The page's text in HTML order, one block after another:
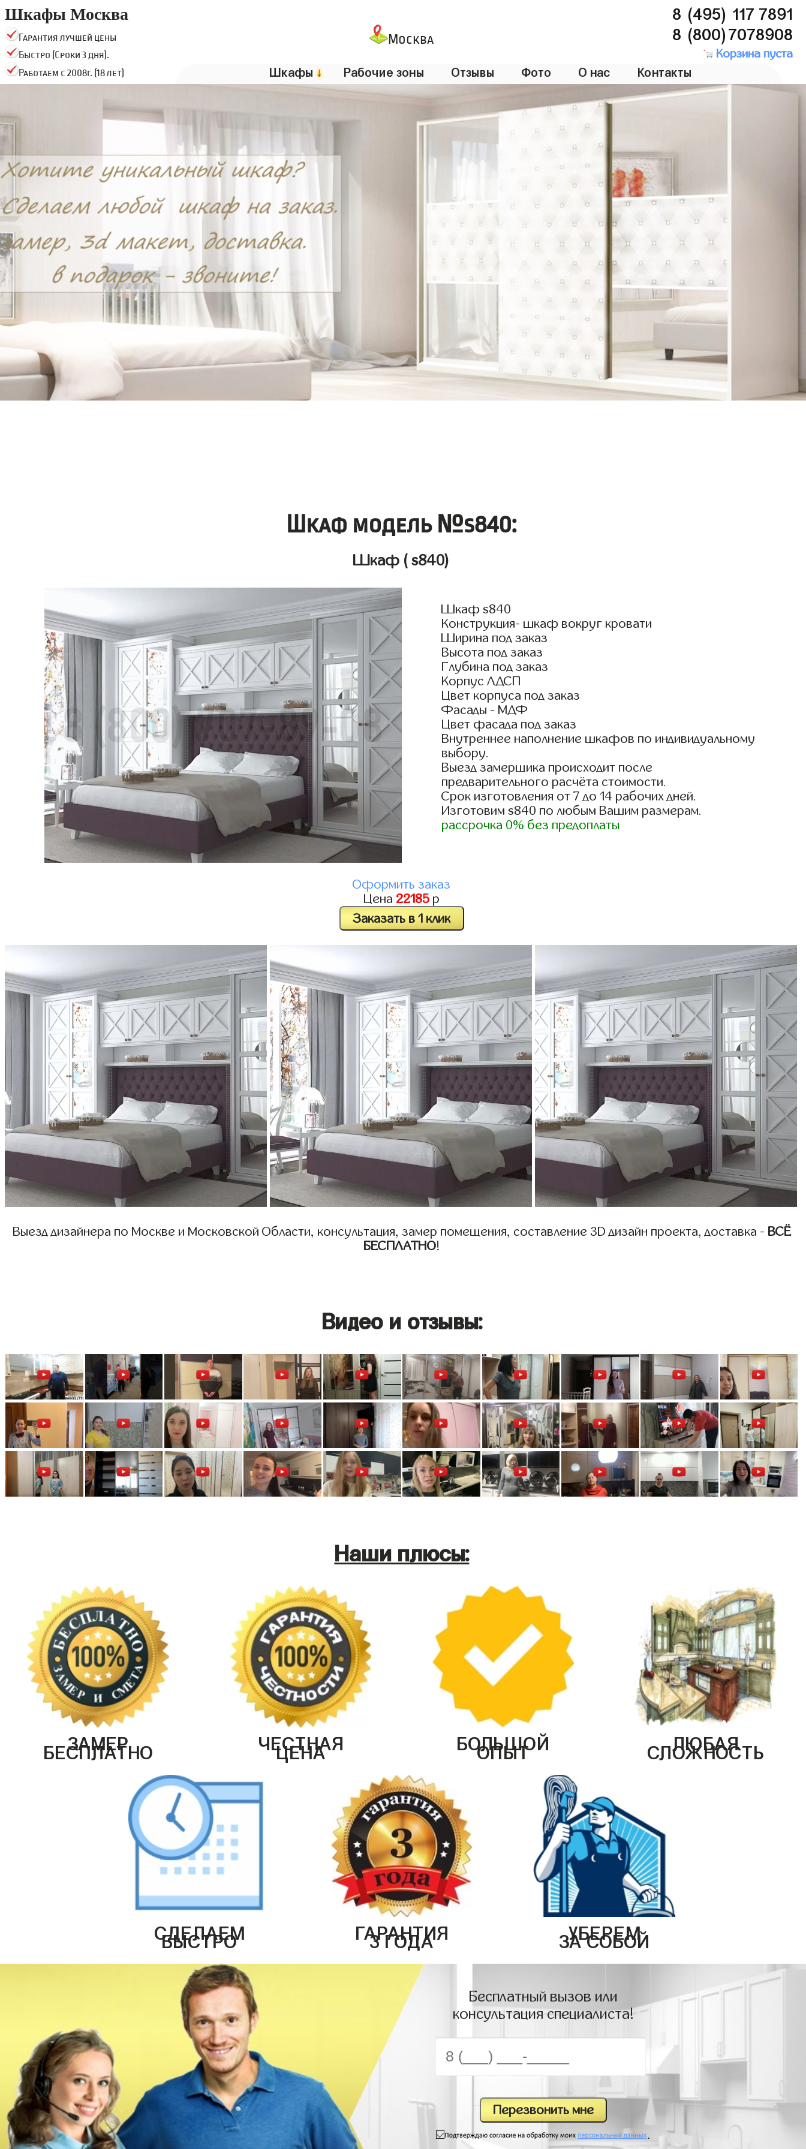
Шкафы Москва
Гарантия лучшей цены
Быстро (Сроки 3 дня).
Работаем с 2008г. (18 лет)
Москва
8 (495) 117 7891
8 (800)7078908
Корзина пуста
Шкафы ↓ Рабочие зоны Отзывы Фото О нас Контакты
Шкаф модель №s840:
Шкаф ( s840)
Шкаф s840
Конструкция- шкаф вокруг кровати
Ширина под заказ
Высота под заказ
Глубина под заказ
Корпус ЛДСП
Цвет корпуса под заказ
Фасады - МДФ
Цвет фасада под заказ
Внутреннее наполнение шкафов по индивидуальному
выбору.
Выезд замерщика происходит после
предварительного расчёта стоимости.
Срок изготовления от 7 до 14 рабочих дней.
Изготовим s840 по любым Вашим размерам.
рассрочка 0% без предоплаты
Оформить заказ
Цена 22185 р
Заказать в 1 клик
Выезд дизайнера по Москве и Московской Области, консультация, замер помещения, составление 3D дизайн проекта, доставка - ВСЁ
БЕСПЛАТНО!
Видео и отзывы:
Наши плюсы:
ЗАМЕР
БЕСПЛАТНО ЧЕСТНАЯ
ЦЕНА БОЛЬШОЙ
ОПЫТ ЛЮБАЯ
СЛОЖНОСТЬ
СДЕЛАЕМ
БЫСТРО ГАРАНТИЯ
3 ГОДА УБЕРЕМ
ЗА СОБОЙ
Бесплатный вызов или
консультация специалиста!
.